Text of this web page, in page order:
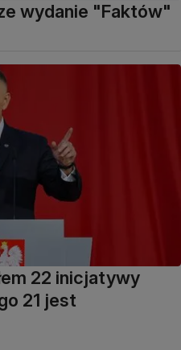
wydanie "Faktów"
22 inicjatywy
21 jest